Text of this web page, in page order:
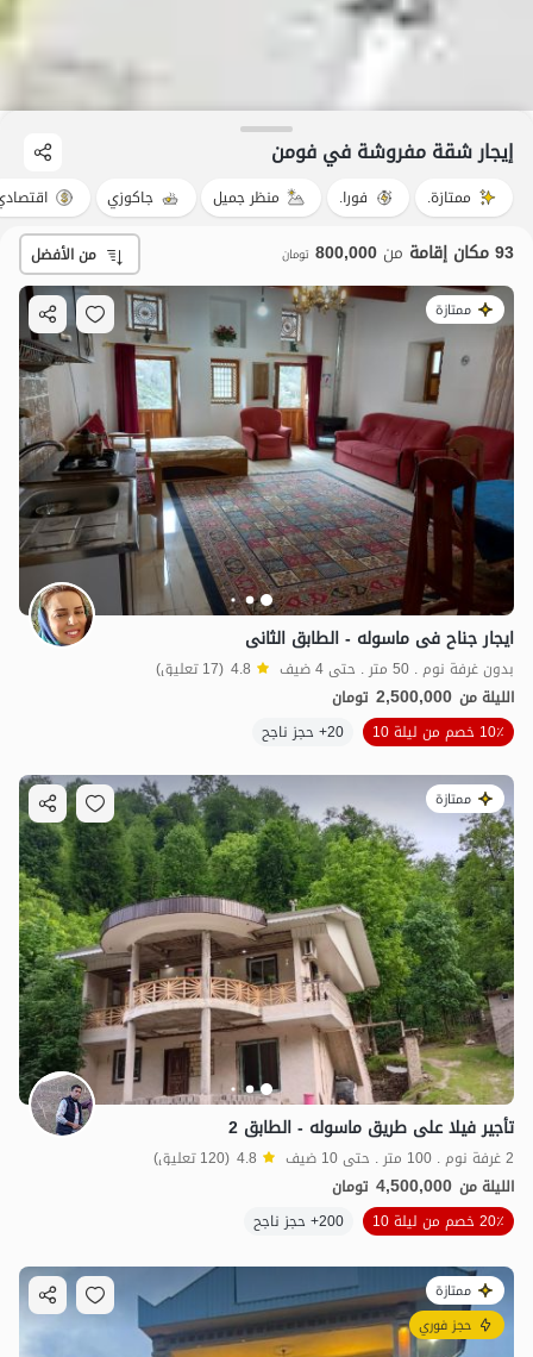
إيجار شقة مفروشة في فومن
ممتازة. فورا. منظر جميل جاكوزي
93 مكان إقامة من 800,000 تومان من الأفضل
ممتازة
ایجار جناح فی ماسوله - الطابق الثانی
بدون غرفة نوم . 50 متر . حتى 4 ضيف 4.8 (17 تعليق)
الليلة من 2,500,000 تومان
10٪ خصم من ليلة 10
20+ حجز ناجح
ممتازة
تأجير فيلا على طريق ماسوله - الطابق 2
2 غرفة نوم . 100 متر . حتى 10 ضيف 4.8 (120 تعليق)
الليلة من 4,500,000 تومان
20٪ خصم من ليلة 10
200+ حجز ناجح
ممتازة
حجز فوري